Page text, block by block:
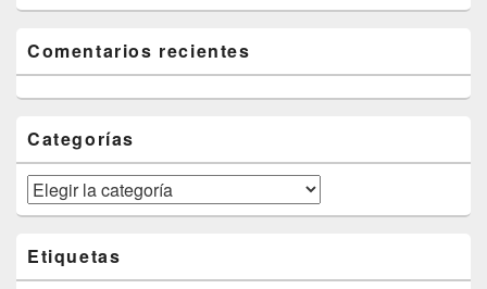
Comentarios recientes
Categorías
Categorías
Etiquetas